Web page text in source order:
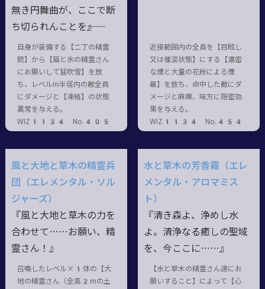
無き円舞曲が、ここで断
ち切られんことを――』
自身が装備する【二丁の精霊
銃】から【風と氷の精霊さん
にお願いして猛吹雪】を放
ち、レベルm半径内の敵全員
にダメージと【凍結】の状態
異常を与える。
WIZ1134 No.405
近接範囲内の全員を【目眩し
又は催涙状態】にする【濃密
な煙と大量の花粉による煙
幕】を放ち、命中した敵にダ
メージと麻痺、味方に隠密効
果を与える。
WIZ1134 No.454
風と大地と草木の精霊兵
団（エレメンタル・ソル
ジャーズ）
『風と大地と草木の力を
合わせて……お願い、精
霊さん！』
召喚したレベル×1体の【大
地の精霊さん（全高2mの土
水と草木の芳香霧（エレ
メンタル・アロマミス
ト）
『清き森よ、浄めし水
よ。清浄なる癒しの聖域
を、今ここに……』
【水と草木の精霊さん達にお
願いすること】によって【心